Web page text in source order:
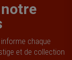
chaque
et de collection